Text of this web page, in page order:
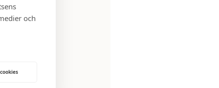
och
att kontakta